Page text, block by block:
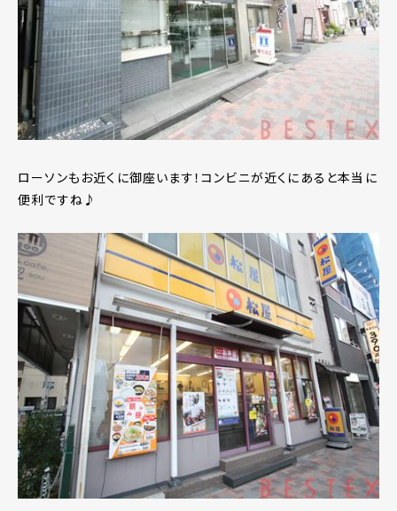
ローソンもお近くに御座います！コンビニが近くにあると本当に
便利ですね♪